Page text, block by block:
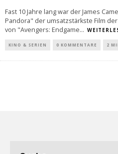
Fast 10 Jahre lang war der James
Pandora" der umsatzstärkste Film
von "Avengers: Endgame...
KINO & SERIEN 0 KOMMENTARE 2